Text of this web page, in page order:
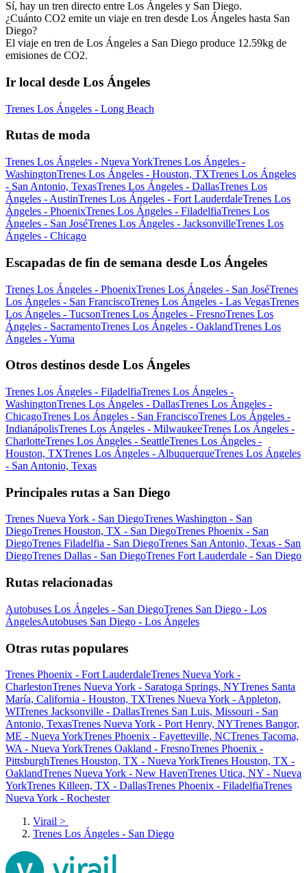
Sí, hay un tren directo entre Los Ángeles y San Diego.
¿Cuánto CO2 emite un viaje en tren desde Los Ángeles hasta San
Diego?
El viaje en tren de Los Ángeles a San Diego produce 12.59kg de
emisiones de CO2.
Ir local desde Los Ángeles
Trenes Los Ángeles - Long Beach
Rutas de moda
Trenes Los Ángeles - Nueva YorkTrenes Los Ángeles -
WashingtonTrenes Los Ángeles - Houston, TXTrenes Los Ángeles
- San Antonio, TexasTrenes Los Ángeles - DallasTrenes Los
Ángeles - AustinTrenes Los Ángeles - Fort LauderdaleTrenes Los
Ángeles - PhoenixTrenes Los Ángeles - FiladelfiaTrenes Los
Ángeles - San JoséTrenes Los Ángeles - JacksonvilleTrenes Los
Ángeles - Chicago
Escapadas de fin de semana desde Los Ángeles
Trenes Los Ángeles - PhoenixTrenes Los Ángeles - San JoséTrenes
Los Ángeles - San FranciscoTrenes Los Ángeles - Las VegasTrenes
Los Ángeles - TucsonTrenes Los Ángeles - FresnoTrenes Los
Ángeles - SacramentoTrenes Los Ángeles - OaklandTrenes Los
Ángeles - Yuma
Otros destinos desde Los Ángeles
Trenes Los Ángeles - FiladelfiaTrenes Los Ángeles -
WashingtonTrenes Los Ángeles - DallasTrenes Los Ángeles -
ChicagoTrenes Los Ángeles - San FranciscoTrenes Los Ángeles -
IndianápolisTrenes Los Ángeles - MilwaukeeTrenes Los Ángeles -
CharlotteTrenes Los Ángeles - SeattleTrenes Los Ángeles -
Houston, TXTrenes Los Ángeles - AlbuquerqueTrenes Los Ángeles
- San Antonio, Texas
Principales rutas a San Diego
Trenes Nueva York - San DiegoTrenes Washington - San
DiegoTrenes Houston, TX - San DiegoTrenes Phoenix - San
DiegoTrenes Filadelfia - San DiegoTrenes San Antonio, Texas - San
DiegoTrenes Dallas - San DiegoTrenes Fort Lauderdale - San Diego
Rutas relacionadas
Autobuses Los Ángeles - San DiegoTrenes San Diego - Los
ÁngelesAutobuses San Diego - Los Ángeles
Otras rutas populares
Trenes Phoenix - Fort LauderdaleTrenes Nueva York -
CharlestonTrenes Nueva York - Saratoga Springs, NYTrenes Santa
María, California - Houston, TXTrenes Nueva York - Appleton,
WITrenes Jacksonville - DallasTrenes San Luis, Missouri - San
Antonio, TexasTrenes Nueva York - Port Henry, NYTrenes Bangor,
ME - Nueva YorkTrenes Phoenix - Fayetteville, NCTrenes Tacoma,
WA - Nueva YorkTrenes Oakland - FresnoTrenes Phoenix -
PittsburghTrenes Houston, TX - Nueva YorkTrenes Houston, TX -
OaklandTrenes Nueva York - New HavenTrenes Utica, NY - Nueva
YorkTrenes Killeen, TX - DallasTrenes Phoenix - FiladelfiaTrenes
Nueva York - Rochester
Virail >
Trenes Los Ángeles - San Diego